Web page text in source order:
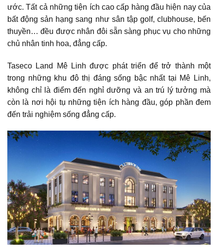
ước. Tất cả những tiện ích cao cấp hàng đầu hiện nay của
bất động sản hạng sang như sân tập golf, clubhouse, bến
thuyền… đều được nhân đôi sẵn sàng phục vụ cho những
chủ nhân tinh hoa, đẳng cấp.
Taseco Land Mê Linh được phát triển để trở thành một
trong những khu đô thị đáng sống bậc nhất tại Mê Linh,
không chỉ là điểm đến nghỉ dưỡng và an trú lý tưởng mà
còn là nơi hội tụ những tiện ích hàng đầu, góp phần đem
đến trải nghiệm sống đẳng cấp.